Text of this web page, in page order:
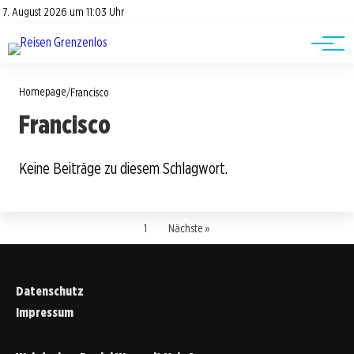
7. August 2026 um 11:03 Uhr
Datenschutz
Road Trips
Reisetipps
Homepage/Francisco
Francisco
Keine Beiträge zu diesem Schlagwort.
1 Nächste »
Datenschutz
Impressum